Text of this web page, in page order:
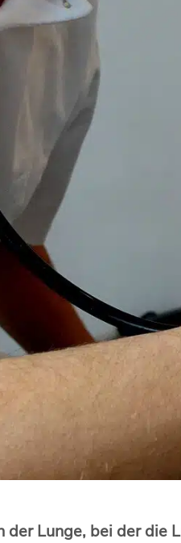
der Lunge, bei der